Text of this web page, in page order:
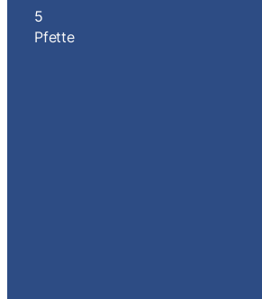
5
Pfette